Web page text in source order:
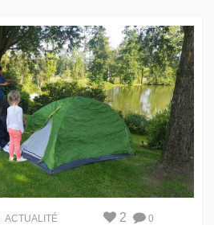
ACTUALITÉ 0
2